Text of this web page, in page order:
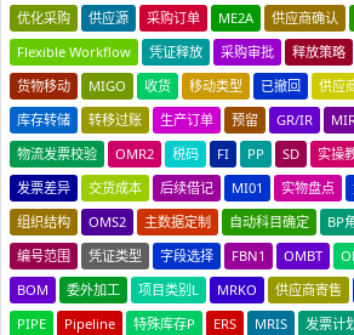
优化采购
供应源 采购订单 ME2A 供应商确认
Flexible Workflow
凭证释放 采购审批 释放策略
货物移动
MIGO 收货 移动类型 已撤回 供应
库存转储
转移过账 生产订单 预留 GR/IR
物流发票校验
OMR2 税码 FI PP SD 实操
发票差异
交货成本 后续借记 MI01 实物盘点
组织结构
OMS2 主数据定制 自动科目确定 BP
编号范围
凭证类型 字段选择 FBN1 OMBT
BOM
委外加工 项目类别L MRKO 供应商寄售
PIPE
Pipeline 特殊库存P ERS MRIS 发票计划